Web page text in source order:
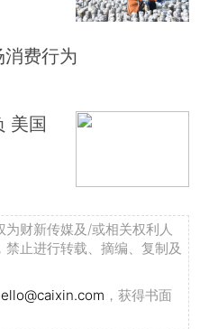
费行为
美国
财新传媒及/或相关权利人
止进行转载、摘编、复制及
，获得书面